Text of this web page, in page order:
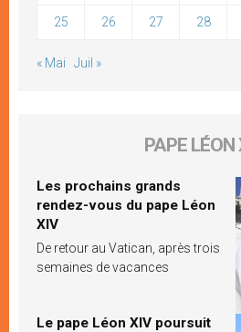
25 26 27 28
« Mai Juil »
PAPE LÉON
Les prochains grands
rendez-vous du pape Léon
XIV
De retour au Vatican, après trois
semaines de vacances
Le pape Léon XIV poursuit